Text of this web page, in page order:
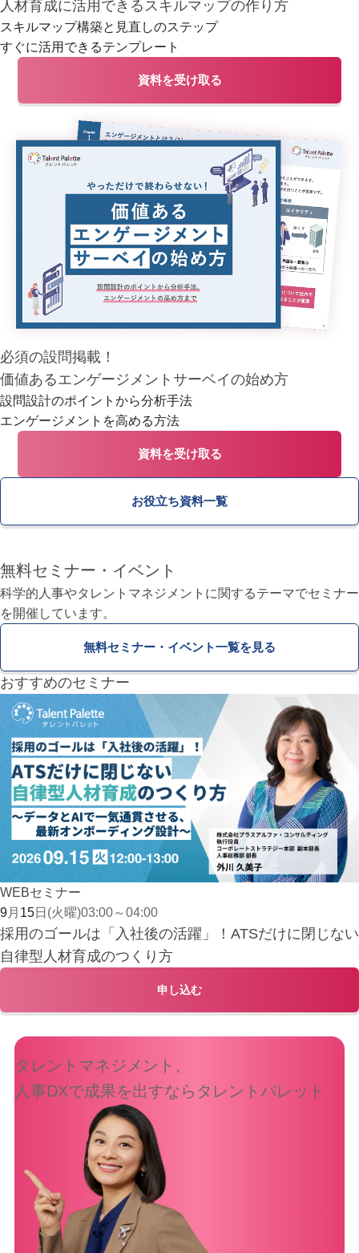
人材育成に活用できるスキルマップの作り方
スキルマップ構築と見直しのステップ
すぐに活用できるテンプレート
資料を受け取る
必須の設問掲載！
価値あるエンゲージメントサーベイの始め方
設問設計のポイントから分析手法
エンゲージメントを高める方法
資料を受け取る
お役立ち資料一覧
無料セミナー・イベント
科学的人事やタレントマネジメントに関するテーマでセミナー
を開催しています。
無料セミナー・イベント一覧を見る
おすすめのセミナー
WEBセミナー
9月 15日 (火曜)03:00～04:00
採用のゴールは「入社後の活躍」！ATSだけに閉じない
自律型人材育成のつくり方
申し込む
タレントマネジメント、
人事DXで成果を出すなら タレントパレット